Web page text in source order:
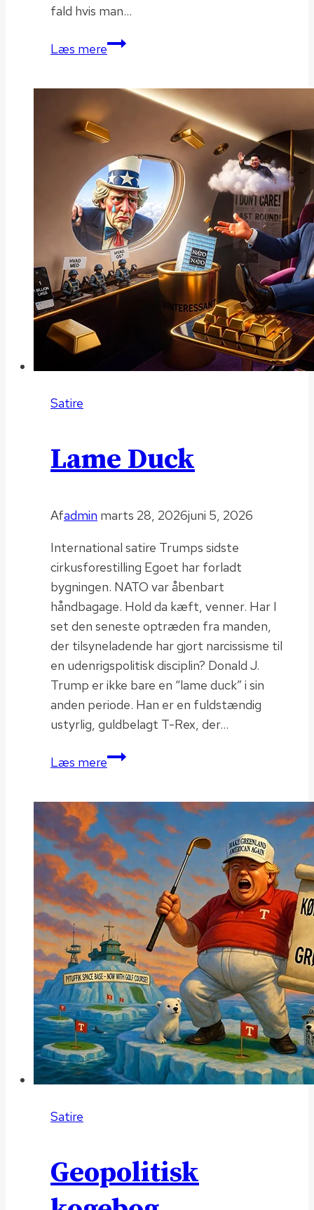
fald hvis man…
Læs mereEr
Satire
Lame Duck
Afadmin marts 28, 2026juni 5, 2026
International satire Trumps sidste
cirkusforestilling Egoet har forladt
bygningen. NATO var åbenbart
håndbagage. Hold da kæft, venner. Har I
set den seneste optræden fra manden,
der tilsyneladende har gjort narcissisme til
en udenrigspolitisk disciplin? Donald J.
Trump er ikke bare en “lame duck” i sin
anden periode. Han er en fuldstændig
ustyrlig, guldbelagt T-Rex, der…
Læs mereLame
Satire
Geopolitisk